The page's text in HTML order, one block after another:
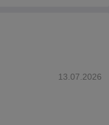
13.07.2026